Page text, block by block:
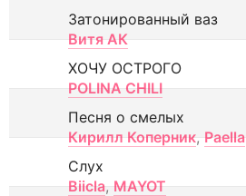
Затонированный ваз
Витя АК
ХОЧУ ОСТРОГО
POLINA CHILI
Песня о смелых
Кирилл Коперник, Paella
Слух
Biicla, MAYOT